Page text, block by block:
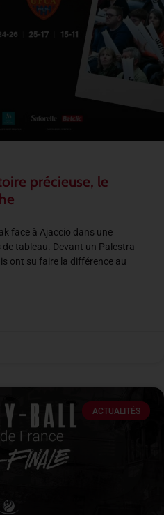
précieuse, le
face à Ajaccio dans une
tableau. Devant un Palestra
ont su faire la différence au
ACTUALITÉS